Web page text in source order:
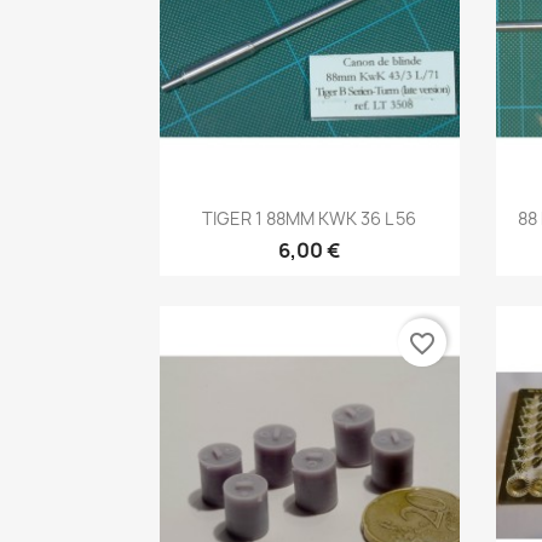
Aperçu rapide
TIGER 1 88MM KWK 36 L 56
6,00 €
88
favorite_border